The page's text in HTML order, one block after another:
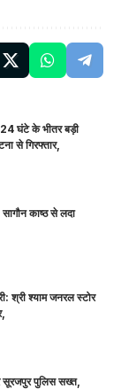
24 घंटे के भीतर बड़ी
से गिरफ्तार,
सागौन काष्ठ से लदा
श्री श्याम जनरल स्टोर
सूरजपुर पुलिस सख्त,